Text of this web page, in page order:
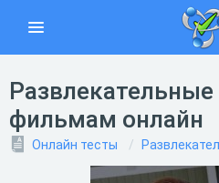
фильмам онлайн
Онлайн тесты